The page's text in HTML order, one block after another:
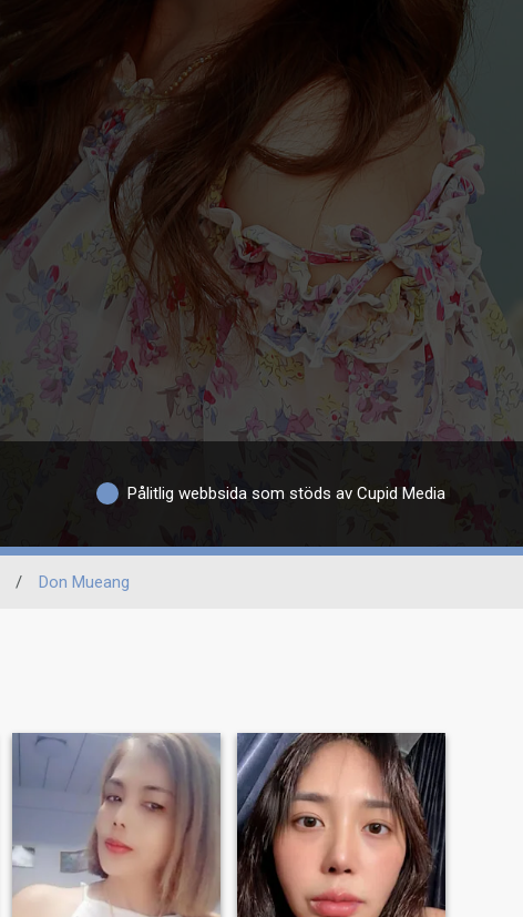
Pålitlig webbsida som stöds av Cupid Media
/ Don Mueang